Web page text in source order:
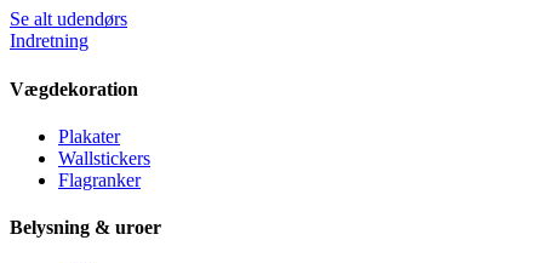
Se alt udendørs
Indretning
Vægdekoration
Plakater
Wallstickers
Flagranker
Belysning & uroer